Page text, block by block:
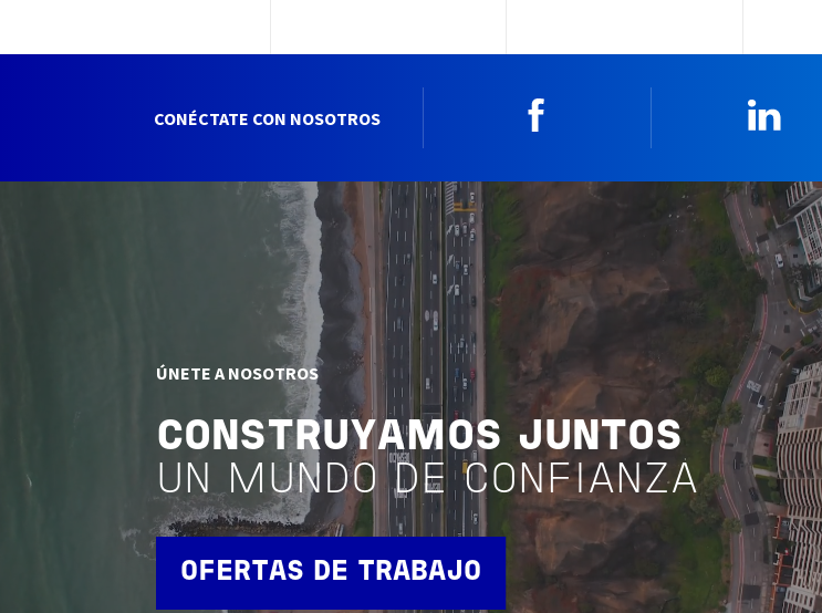
CONÉCTATE CON NOSOTROS
ÚNETE A NOSOTROS
CONSTRUYAMOS JUNTOS
UN MUNDO DE CONFIANZA
OFERTAS DE TRABAJO